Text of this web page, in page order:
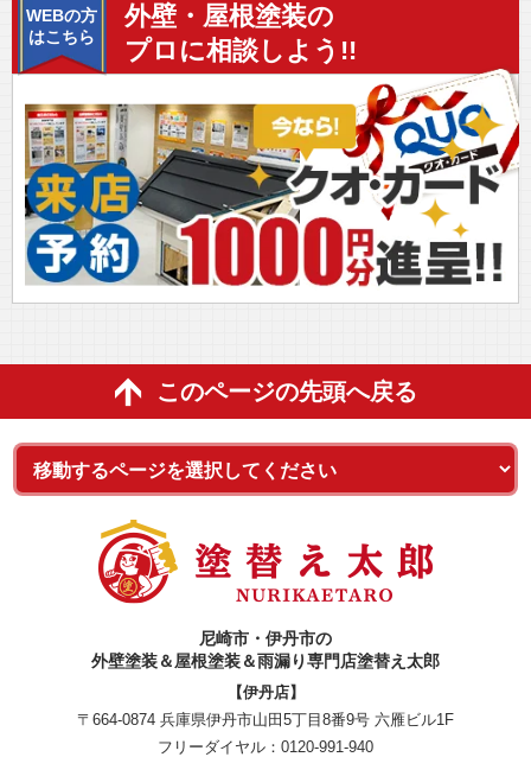
WEBの方
はこちら
外壁・屋根塗装の
プロに相談しよう!!
このページの先頭へ戻る
尼崎市・伊丹市の
外壁塗装＆屋根塗装＆雨漏り専門店塗替え太郎
【伊丹店】
〒664-0874 兵庫県伊丹市山田5丁目8番9号 六雁ビル1F
フリーダイヤル： 0120-991-940